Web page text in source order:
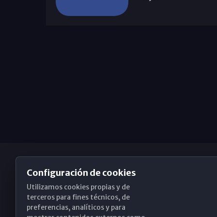
Obispado de Málaga
Configuración de cookies
Utilizamos cookies propias y de
terceros para fines técnicos, de
preferencias, analíticos y para